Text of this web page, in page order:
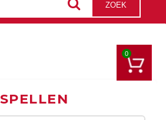
ZOEK
0
SPELLEN